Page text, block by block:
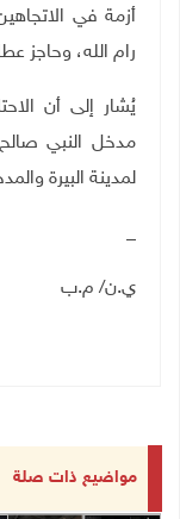
أزمة في
رام الله، وحاجز
يُشار إلى أن
مدخل النبي
لمدينة البيرة
ي.ن/ م.ب
مواضيع ذات صلة